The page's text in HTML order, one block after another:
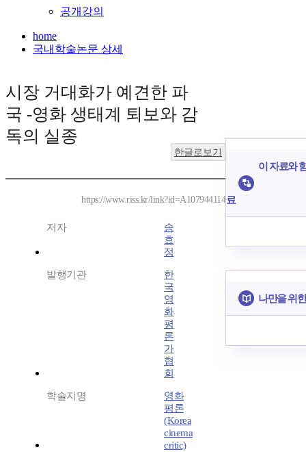
공개강의
home
국내학술논문 상세
시장 거대화가 예견한 파
국 -영화 생태계 퇴보와 감
독의 실종
한글로보기
https://www.riss.kr/link?id=A107944114
저자
송
효
정
발행기관
한
국
영
화
평
론
가
협
회
학술지명
영화
평론
(Korea
cinema
critic)
이 자료와
료
나만을 위